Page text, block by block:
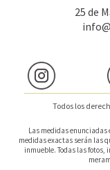
25 de
Todos los
Las medidas
medidas exactas serán las
inmueble. Todas las fotos,